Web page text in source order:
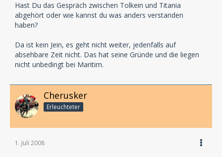
Hast Du das Gespräch zwischen Tolkein und Titania
abgehört oder wie kannst du was anders verstanden
haben?
Da ist kein Jein, es geht nicht weiter, jedenfalls auf
absehbare Zeit nicht. Das hat seine Gründe und die liegen
nicht unbedingt bei Maritim.
Cherusker
Erleuchteter
1. Juli 2008